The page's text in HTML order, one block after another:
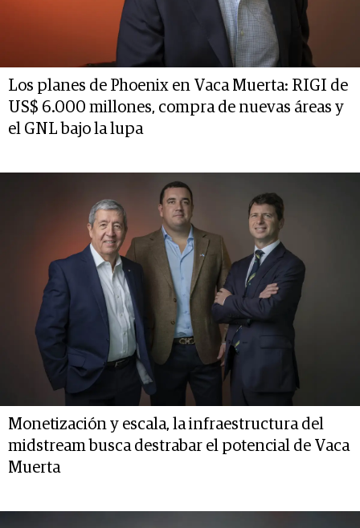
Los planes de Phoenix en Vaca Muerta: RIGI de
US$ 6.000 millones, compra de nuevas áreas y
el GNL bajo la lupa
Monetización y escala, la infraestructura del
midstream busca destrabar el potencial de Vaca
Muerta